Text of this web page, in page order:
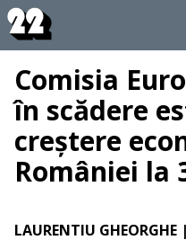
Comisia
în scădere
creștere
României la
LAURENTIU GHEORGHE